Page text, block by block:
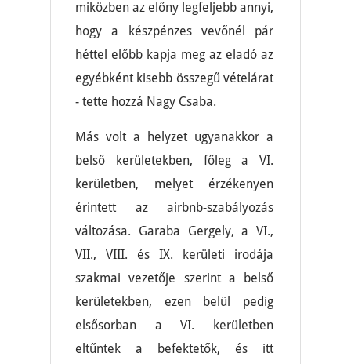
miközben az előny legfeljebb annyi,
hogy a készpénzes vevőnél pár
héttel előbb kapja meg az eladó az
egyébként kisebb összegű vételárat
- tette hozzá Nagy Csaba.
Más volt a helyzet ugyanakkor a
belső kerületekben, főleg a VI.
kerületben, melyet érzékenyen
érintett az airbnb-szabályozás
változása. Garaba Gergely, a VI.,
VII., VIII. és IX. kerületi irodája
szakmai vezetője szerint a belső
kerületekben, ezen belül pedig
elsősorban a VI. kerületben
eltűntek a befektetők, és itt